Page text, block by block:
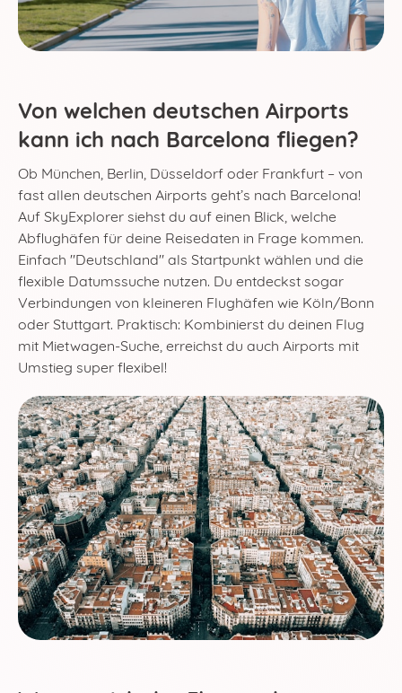
Von welchen deutschen Airports
kann ich nach Barcelona fliegen?
Ob München, Berlin, Düsseldorf oder Frankfurt – von
fast allen deutschen Airports geht’s nach Barcelona!
Auf SkyExplorer siehst du auf einen Blick, welche
Abflughäfen für deine Reisedaten in Frage kommen.
Einfach "Deutschland" als Startpunkt wählen und die
flexible Datumssuche nutzen. Du entdeckst sogar
Verbindungen von kleineren Flughäfen wie Köln/Bonn
oder Stuttgart. Praktisch: Kombinierst du deinen Flug
mit Mietwagen-Suche, erreichst du auch Airports mit
Umstieg super flexibel!